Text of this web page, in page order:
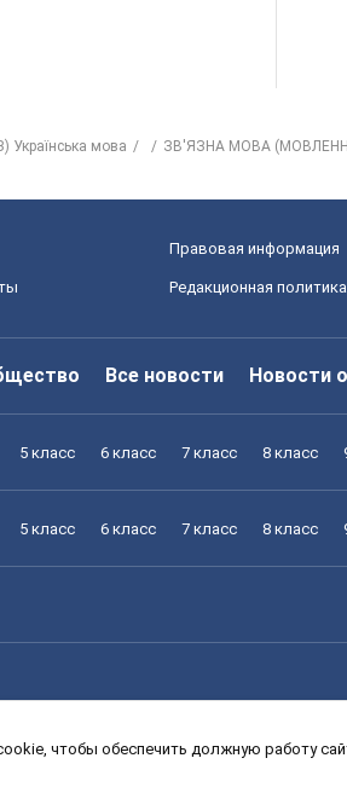
Українська мова
ЗВ'ЯЗНА МОВА
Правовая информация
Редакционная политика
Все новости Новости
5 класс 6 класс 7 класс 8 класс
5 класс 6 класс 7 класс 8 класс
5 класс 6 класс 7 класс 8 класс
чтобы обеспечить должную работу